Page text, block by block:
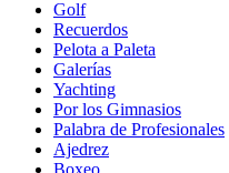
Golf
Recuerdos
Pelota a Paleta
Galerías
Yachting
Por los Gimnasios
Palabra de Profesionales
Ajedrez
Boxeo